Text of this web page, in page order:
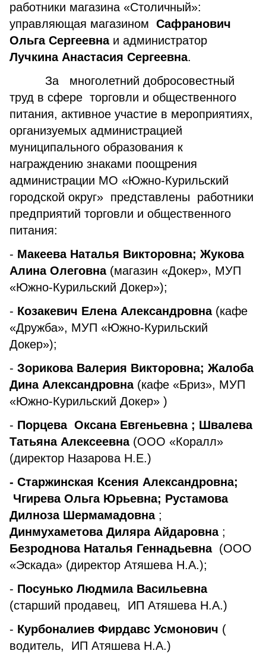
работники магазина «Столичный»:
управляющая магазином Сафранович
Ольга Сергеевнаи администратор
Лучкина Анастасия Сергеевна.
За многолетний добросовестный
труд в сфере торговли и общественного
питания, активное участие в мероприятиях,
организуемых администрацией
муниципального образования к
награждению знаками поощрения
администрации МО «Южно-Курильский
городской округ» представлены работники
предприятий торговли и общественного
питания:
- Макеева Наталья Викторовна; Жукова
Алина Олеговна(магазин «Докер», МУП
«Южно-Курильский Докер»);
- Козакевич Елена Александровна(кафе
«Дружба», МУП «Южно-Курильский
Докер»);
- Зорикова Валерия Викторовна; Жалоба
Дина Александровна(кафе «Бриз», МУП
«Южно-Курильский Докер» )
- Порцева Оксана Евгеньевна ; Швалева
Татьяна Алексеевна(ООО «Коралл»
(директор Назарова Н.Е.)
- Старжинская Ксения Александровна;
Чгирева Ольга Юрьевна; Рустамова
Дилноза Шермамадовна;
Динмухаметова Диляра Айдаровна;
Безроднова Наталья Геннадьевна (ООО
«Эскада» (директор Атяшева Н.А.);
- Посунько Людмила Васильевна
(старший продавец, ИП Атяшева Н.А.)
- Курбоналиев Фирдавс Усмонович (
водитель, ИП Атяшева Н.А.)